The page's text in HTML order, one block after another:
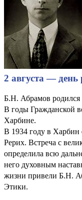
2 августа —
Б.Н. Абрамов родился
В годы Гражданской
Харбине.
В 1934 году в
Рерих. Встреча с
определила всю
него духовным
жизни привели Б.Н.
Этики.